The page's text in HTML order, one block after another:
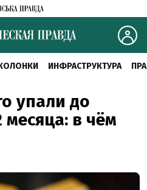
ИНФРАСТРУКТУРА
упали до
в чём